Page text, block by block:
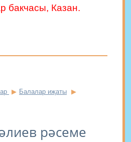
бакчасы, Казан.
Балалар иҗаты
рәсеме